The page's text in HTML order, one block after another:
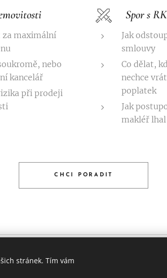
za maximální
nebo
kancelář
při prodeji
Spor s RK
Jak
smlouvy
Co dělat,
nechce
poplatek
Jak
makléř lhal
CHCI PORADIT
stránek. Tím vám